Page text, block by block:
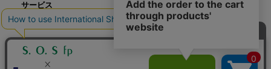
サービス